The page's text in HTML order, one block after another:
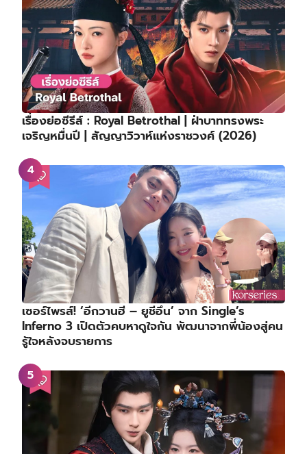
เรื่องย่อซีรีส์ : Royal Betrothal | ฝ่าบาททรงพระ
เจริญหมื่นปี | สัญญาวิวาห์แห่งราชวงศ์ (2026)
เซอร์ไพรส์! ‘อีกวานฮี – ยูชีอึน’ จาก Single’s
Inferno 3 เปิดตัวคบหาดูใจกัน พัฒนาจากพี่น้องสู่คน
รู้ใจหลังจบรายการ